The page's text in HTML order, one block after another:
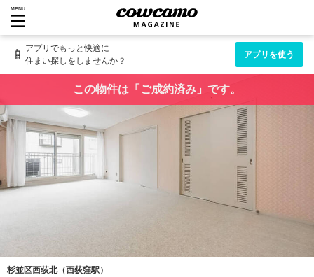
MENU
📱 アプリでもっと快適に
住まい探しをしませんか？
アプリを使う
この物件は「ご成約済み」です。
杉並区西荻北（西荻窪駅）